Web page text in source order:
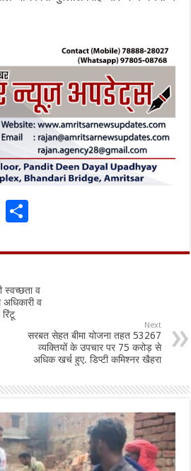
E
ai
l
ar
स्वच्छता व
व
Next
सरबत सेहत बीमा योजना तहत 53267
व्यक्तियों के उपचार पर 75 करोड़ से
अधिक खर्च हुए. डिप्टी कमिश्नर खैहरा